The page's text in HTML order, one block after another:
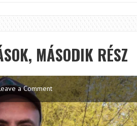
MÁSODIK RÉSZ
a Comment